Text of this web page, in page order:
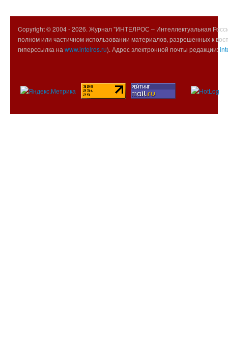
Copyright © 2004 -2026. Журнал "ИНТЕЛРОС – Интеллектуальная
полном или частичном использовании материалов, разрешенных к
гиперссылка на www.intelros.ru). Адрес электронной почты редакции: